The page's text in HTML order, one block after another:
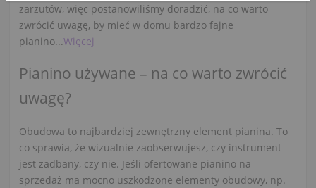
zarzutów, więc postanowiliśmy doradzić, na co warto
zwrócić uwagę, by mieć w domu bardzo fajne
pianino...Więcej
Pianino używane – na co warto zwrócić
uwagę?
Obudowa to najbardziej zewnętrzny element pianina. To
co sprawia, że wizualnie zaobserwujesz, czy instrument
jest zadbany, czy nie. Jeśli ofertowane pianino na
sprzedaż ma mocno uszkodzone elementy obudowy, np.